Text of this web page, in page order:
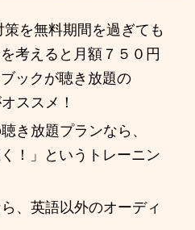
を無料期間を過ぎても
考えると月額７５０円
ックが聴き放題の
ススメ！
き放題プランなら、
！」というトレーニン
、英語以外のオーディ